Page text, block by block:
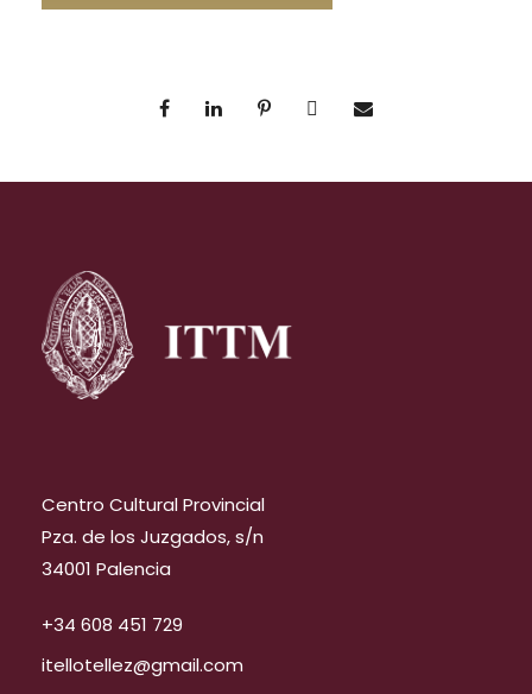
Centro Cultural Provincial
Pza. de los Juzgados, s/n
34001 Palencia
+34 608 451 729
itellotellez@gmail.com